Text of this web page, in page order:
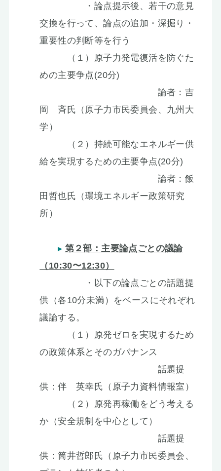
・論点提示後、若干の意見
交換を行って、論点の追加・深掘り・
重要性の判断等を行う
（１）原子力発電復活を防ぐた
めの主要争点(20分)
論者：吉
岡 斉氏（原子力市民委員会、九州大
学）
（２）持続可能なエネルギー供
給を実現するための主要争点(20分)
論者：飯
田哲也氏（環境エネルギー政策研究
所）
第２部：主要論点ごとの議論
（10:30〜12:30）
・以下の論点ごとの話題提
供（各10分未満）をベースにそれぞれ
議論する。
（１）原発ゼロを実現するため
の政策体系とそのガバナンス
話題提
供：伴 英幸氏（原子力資料情報室）
（２）原発再稼働をどう考える
か（安全規制を中心として）
話題提
供：筒井哲郎氏（原子力市民委員会、